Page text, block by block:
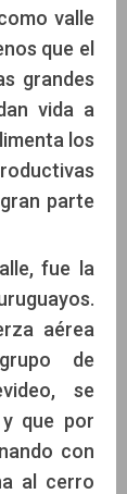
valle
que el
grandes
vida a
los
parte
fue la
aérea
de
se
que por
con
al cerro